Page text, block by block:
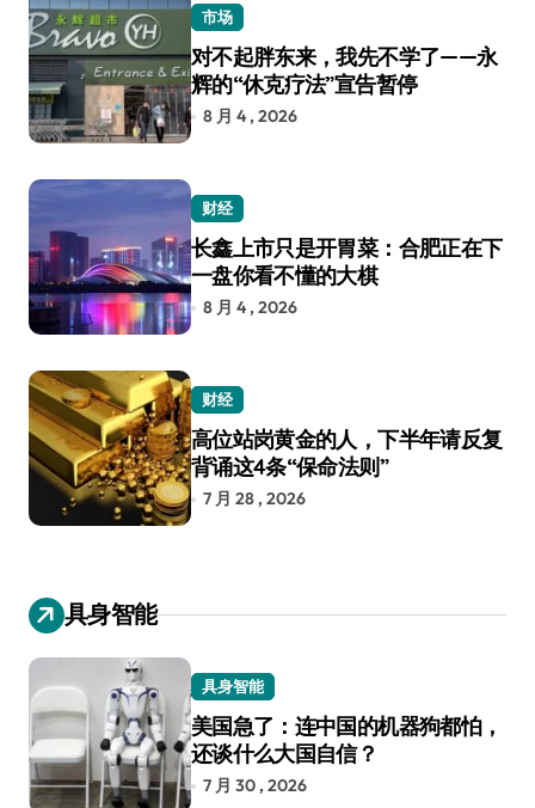
市场
对不起胖东来，我先不学了——永
辉的“休克疗法”宣告暂停
8 月 4 , 2026
财经
长鑫上市只是开胃菜：合肥正在下
一盘你看不懂的大棋
8 月 4 , 2026
财经
高位站岗黄金的人，下半年请反复
背诵这4条“保命法则”
7 月 28 , 2026
具身智能
具身智能
美国急了：连中国的机器狗都怕，
还谈什么大国自信？
7 月 30 , 2026